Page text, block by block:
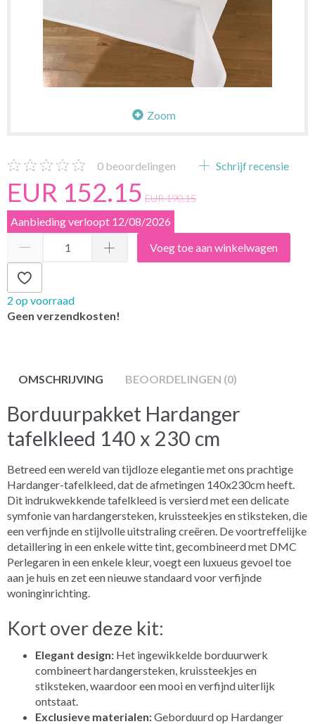
Zoom
0 beoordelingen Schrijf recensie
EUR 152.15 EUR 190.15
Aanbieding verloopt 12/08/2026
Voeg toe aan winkelwagen
2 op voorraad
Geen verzendkosten!
OMSCHRIJVING BEOORDELINGEN (0)
Borduurpakket Hardanger
tafelkleed 140 x 230 cm
Betreed een wereld van tijdloze elegantie met ons prachtige
Hardanger-tafelkleed, dat de afmetingen 140x230cm heeft.
Dit indrukwekkende tafelkleed is versierd met een delicate
symfonie van hardangersteken, kruissteekjes en stiksteken, die
een verfijnde en stijlvolle uitstraling creëren. De voortreffelijke
detaillering in een enkele witte tint, gecombineerd met DMC
Perlegaren in een enkele kleur, voegt een luxueus gevoel toe
aan je huis en zet een nieuwe standaard voor verfijnde
woninginrichting.
Kort over deze kit:
Elegant design: Het ingewikkelde borduurwerk
combineert hardangersteken, kruissteekjes en
stiksteken, waardoor een mooi en verfijnd uiterlijk
ontstaat.
Exclusieve materialen:Geborduurd op Hardanger